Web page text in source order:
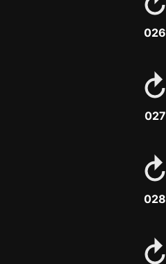
026
027
028